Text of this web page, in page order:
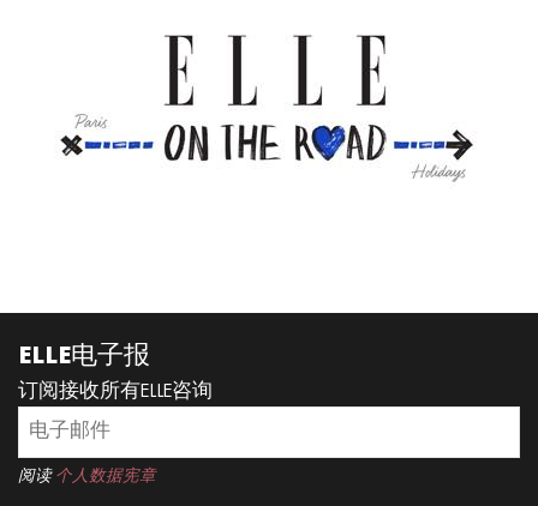
ELLE电子报
订阅接收所有ELLE咨询
阅读 个人数据宪章